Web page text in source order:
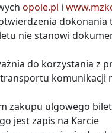
opole.pl i
dokonania
nie stanowi
do korzystania z
komunikacji
zakupu ulgowego
jest zapis na Karcie